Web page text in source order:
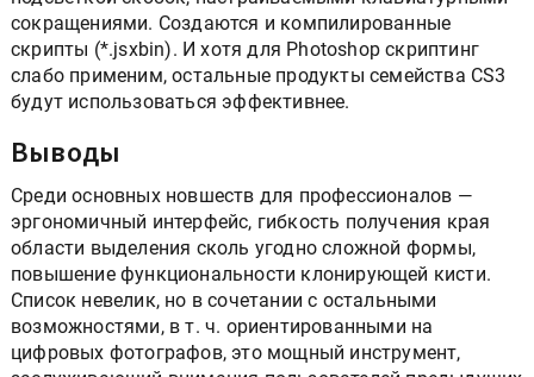
сокращениями. Создаются и компилированные
скрипты (*.jsxbin). И хотя для Photoshop скриптинг
слабо применим, остальные продукты семейства CS3
будут использоваться эффективнее.
Выводы
Среди основных новшеств для профессионалов —
эргономичный интерфейс, гибкость получения края
области выделения сколь угодно сложной формы,
повышение функциональности клонирующей кисти.
Список невелик, но в сочетании с остальными
возможностями, в т. ч. ориентированными на
цифровых фотографов, это мощный инструмент,